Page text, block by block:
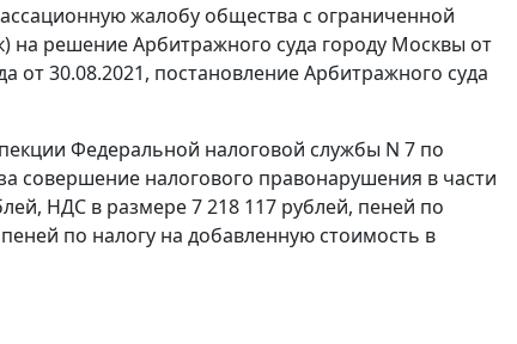
жалобу общества с ограниченной
на решение Арбитражного суда городу Москвы от
от 30.08.2021, постановление Арбитражного суда
Федеральной налоговой службы N 7 по
совершение налогового правонарушения в части
НДС в размере 7 218 117 рублей, пеней по
по налогу на добавленную стоимость в